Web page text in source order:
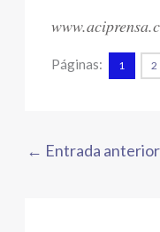
Páginas: 1 2
← Entrada anterior